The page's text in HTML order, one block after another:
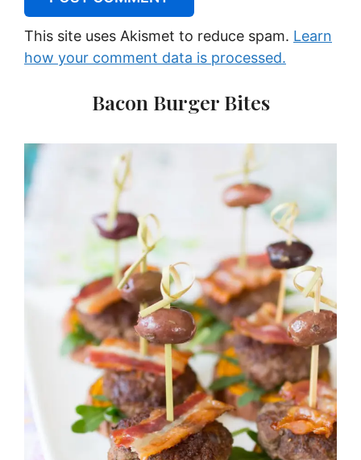
This site uses Akismet to reduce spam. Learn
how your comment data is processed.
Bacon Burger Bites